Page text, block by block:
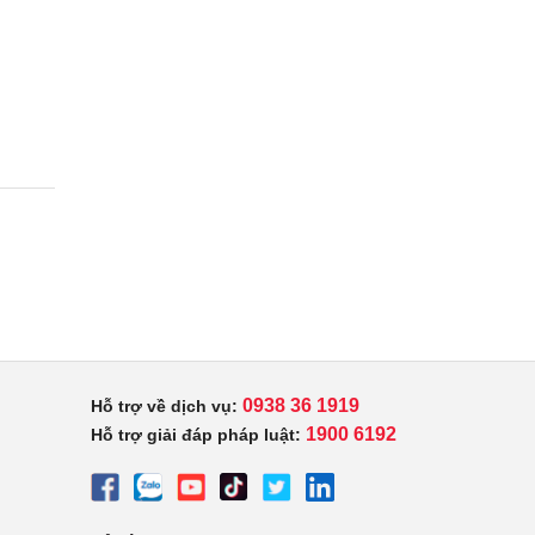
Hỗ trợ về dịch vụ: 0938 36 1919
Hỗ trợ giải đáp pháp luật: 1900 6192